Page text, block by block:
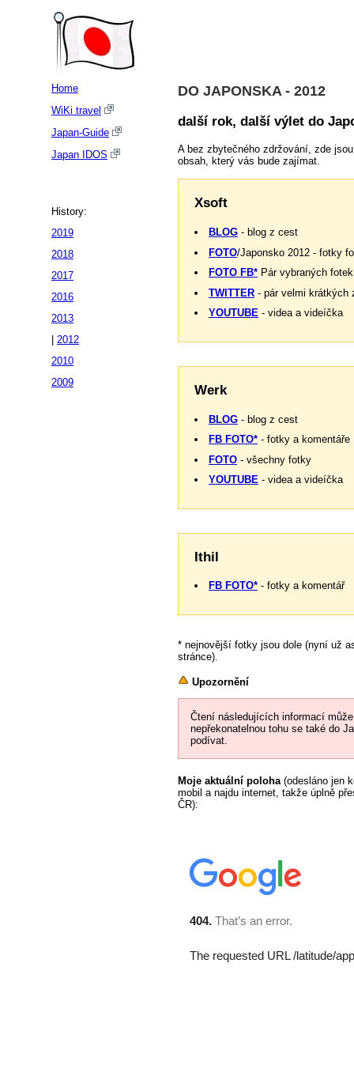
Home
WiKi travel
Japan-Guide
Japan IDOS
History:
2019
2018
2017
2016
2013
2012
2010
2009
DO JAPONSKA - 2012
další rok, další výlet do
A bez zbytečného zdržování, zde
obsah, který vás bude zajímat.
Xsoft
BLOG - blog z cest
FOTO/Japonsko 2012 - fotky
FOTO FB* Pár vybraných fotek
TWITTER - pár velmi krátkých
YOUTUBE - videa a videíčka
Werk
BLOG - blog z cest
FB FOTO* - fotky a komentáře
FOTO - všechny fotky
YOUTUBE - videa a videíčka
Ithil
FB FOTO* - fotky a komentář
* nejnovější fotky jsou dole (nyní už
stránce).
Upozornění
Čtení následujících informací
nepřekonatelnou tohu se také do
podívat.
Moje aktuální poloha (odesláno jen
mobil a najdu internet, takže úplně
ČR):